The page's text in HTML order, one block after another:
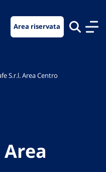
Area riservata
S.r.l. Area Centro